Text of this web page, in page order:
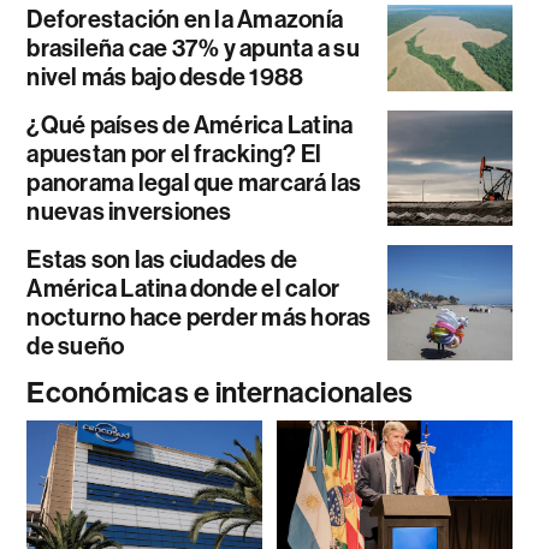
Deforestación en la Amazonía
brasileña cae 37% y apunta a su
nivel más bajo desde 1988
¿Qué países de América Latina
apuestan por el fracking? El
panorama legal que marcará las
nuevas inversiones
Estas son las ciudades de
América Latina donde el calor
nocturno hace perder más horas
de sueño
Económicas e internacionales